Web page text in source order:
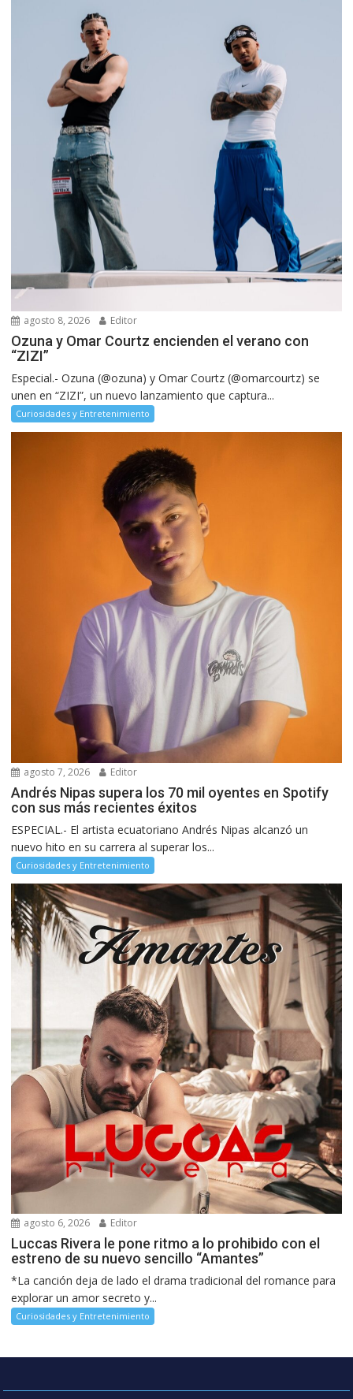
agosto 8, 2026 Editor
Ozuna y Omar Courtz encienden el verano con
“ZIZI”
Especial.- Ozuna (@ozuna) y Omar Courtz (@omarcourtz) se
unen en “ZIZI”, un nuevo lanzamiento que captura...
Curiosidades y Entretenimiento
agosto 7, 2026 Editor
Andrés Nipas supera los 70 mil oyentes en Spotify
con sus más recientes éxitos
ESPECIAL.- El artista ecuatoriano Andrés Nipas alcanzó un
nuevo hito en su carrera al superar los...
Curiosidades y Entretenimiento
agosto 6, 2026 Editor
Luccas Rivera le pone ritmo a lo prohibido con el
estreno de su nuevo sencillo “Amantes”
*La canción deja de lado el drama tradicional del romance para
explorar un amor secreto y...
Curiosidades y Entretenimiento